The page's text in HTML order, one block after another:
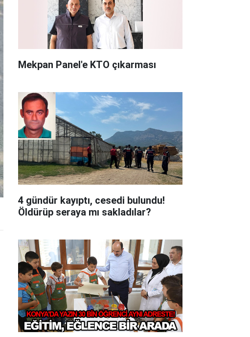
Mekpan Panel'e KTO çıkarması
4 gündür kayıptı, cesedi bulundu!
Öldürüp seraya mı sakladılar?